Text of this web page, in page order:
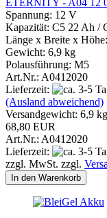
Spannung: 12 V
Kapazität: C5 22 Ah /
Länge x Breite x
Gewicht: 6,9 kg
Polausführung: M5
Art.Nr.: A0412020
Lieferzeit:
(Ausland abweichend)
Versandgewicht: 6,9
68,80 EUR
Art.Nr.: A0412020
Lieferzeit:
zzgl. MwSt. zzgl.
In den Warenkorb